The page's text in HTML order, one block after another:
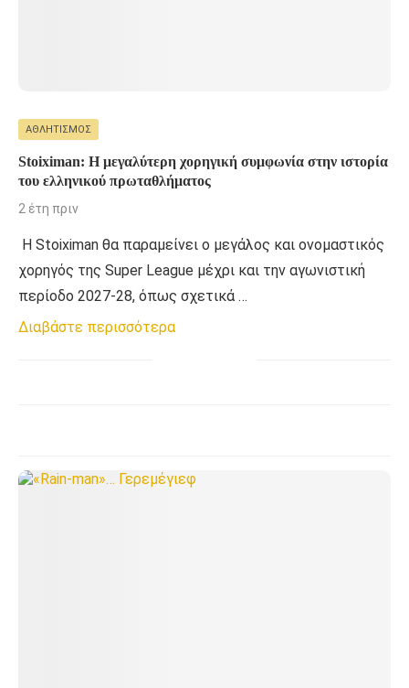
ΑΘΛΗΤΙΣΜΌΣ
Stoiximan: Η μεγαλύτερη χορηγική συμφωνία στην ιστορία
του ελληνικού πρωταθλήματος
2 έτη πριν
Η Stoiximan θα παραμείνει ο μεγάλος και ονομαστικός
χορηγός της Super League μέχρι και την αγωνιστική
περίοδο 2027-28, όπως σχετικά …
Διαβάστε περισσότερα